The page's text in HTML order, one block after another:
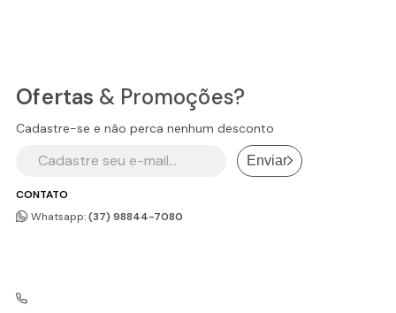
CONTATO
Whatsapp:(37) 98844-7080
Ofertas & Promoções?
Cadastre-se e não perca nenhum desconto
Enviar